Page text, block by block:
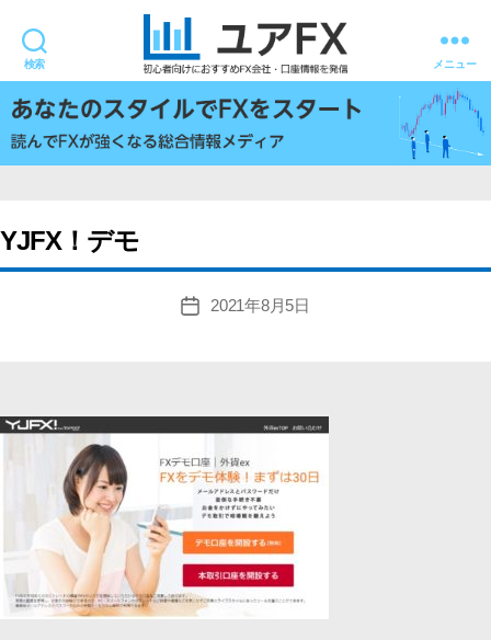
検索
ユ
ア
FX
メニュー
YJFX！デモ
投
2021年8月5日